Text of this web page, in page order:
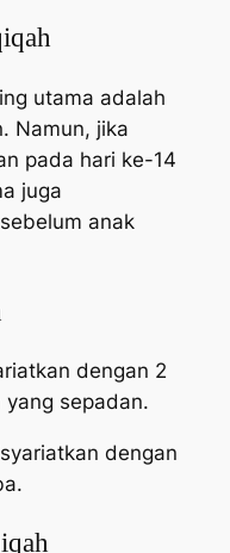
utama adalah
Namun, jika
pada hari ke-14
juga
anak
dengan 2
sepadan.
dengan